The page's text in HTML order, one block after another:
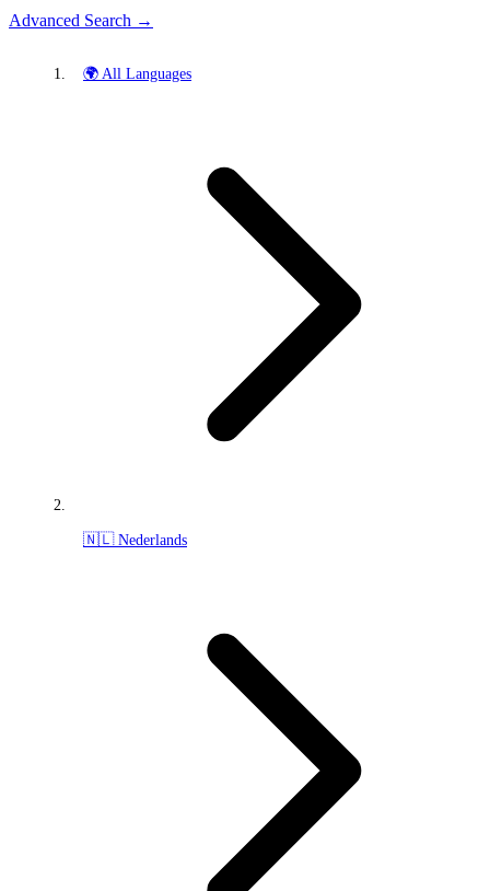
Advanced Search →
🌍 All Languages
🇳🇱 Nederlands